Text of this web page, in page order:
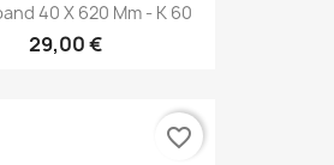
40 X 620 Mm - K 60
29,00 €
favorite_border